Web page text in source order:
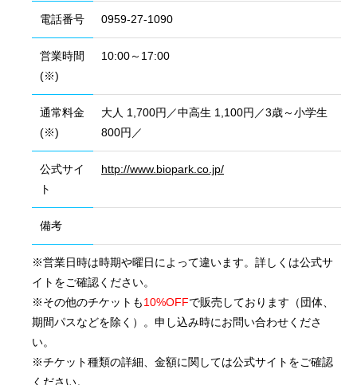
電話番号 0959-27-1090
営業時間
(※)
10:00～17:00
通常料金
(※)
大人 1,700円／中高生 1,100円／3歳～小学生
800円／
公式サイ
ト
http://www.biopark.co.jp/
備考
※営業日時は時期や曜日によって違います。詳しくは公式サ
イトをご確認ください。
※その他のチケットも10%OFFで販売しております（団体、
期間パスなどを除く）。申し込み時にお問い合わせくださ
い。
※チケット種類の詳細、金額に関しては公式サイトをご確認
ください。